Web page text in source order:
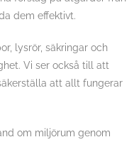
dem effektivt.
lysrör, säkringar och
Vi ser också till att
att allt fungerar
om miljörum genom